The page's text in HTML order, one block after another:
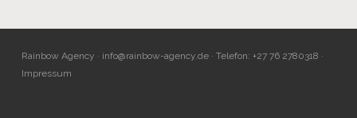
Rainbow Agency · info@rainbow-agency.de· Telefon: +27 76 2780318 ·
Impressum